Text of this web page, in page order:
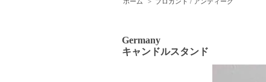
Germany
キャンドルスタンド